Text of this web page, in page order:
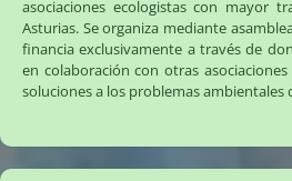
asociaciones ecologistas con mayor
Asturias. Se organiza mediante
financia exclusivamente a través de
en colaboración con otras
soluciones a los problemas ambientales